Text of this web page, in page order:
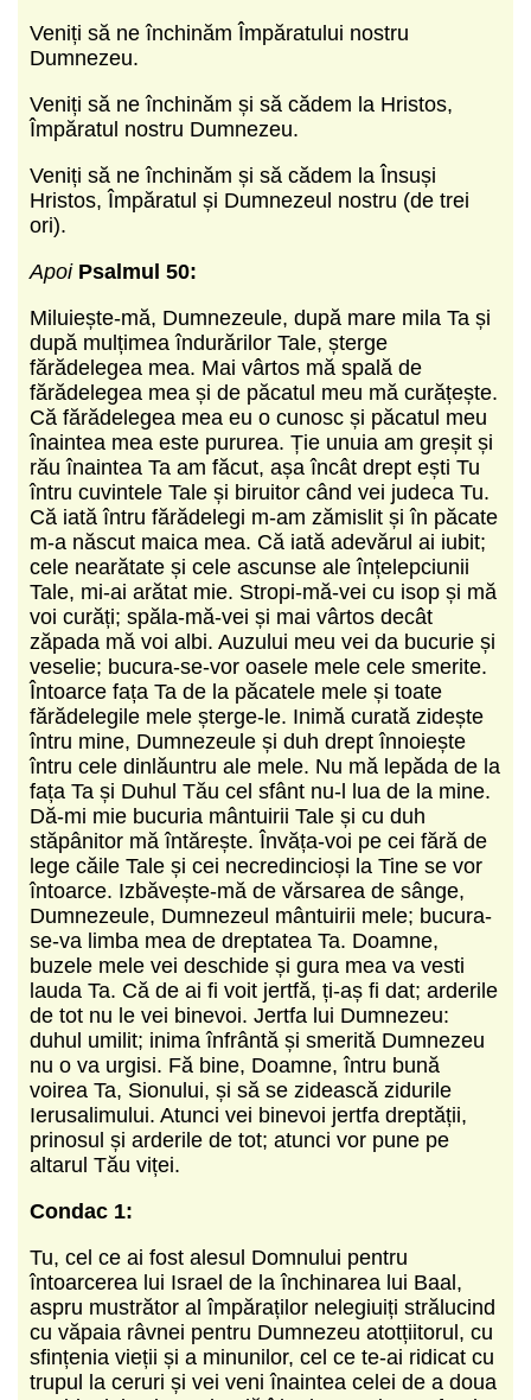
Veniți să ne închinăm Împăratului nostru
Dumnezeu.
Veniți să ne închinăm și să cădem la Hristos,
Împăratul nostru Dumnezeu.
Veniți să ne închinăm și să cădem la Însuși
Hristos, Împăratul și Dumne­zeul nostru (de trei
ori).
Apoi Psalmul 50:
Miluiește-mă, Dumnezeule, după mare mila Ta și
după mulțimea îndurărilor Tale, șterge
fărădelegea mea. Mai vârtos mă spală de
fărădelegea mea și de păcatul meu mă curățește.
Că fărădelegea mea eu o cunosc și păcatul meu
înaintea mea este pururea. Ție unuia am greșit și
rău înaintea Ta am făcut, așa încât drept ești Tu
întru cuvintele Tale și biruitor când vei judeca Tu.
Că iată întru fărădelegi m-am zămislit și în păcate
m-a născut maica mea. Că iată adevărul ai iubit;
cele nearătate și cele ascunse ale înțelepciunii
Tale, mi-ai arătat mie. Stropi-mă-vei cu isop și mă
voi curăți; spăla-mă-vei și mai vârtos decât
zăpada mă voi albi. Auzului meu vei da bucurie și
veselie; bucura-se-vor oasele mele cele smerite.
Întoarce fața Ta de la păcatele mele și toate
fărădelegile mele șterge-le. Inimă curată zidește
întru mine, Dumnezeule și duh drept înnoiește
întru cele dinlăuntru ale mele. Nu mă lepăda de la
fața Ta și Duhul Tău cel sfânt nu-l lua de la mine.
Dă-mi mie bucuria mântuirii Tale și cu duh
stăpânitor mă întărește. Învăța-voi pe cei fără de
lege căile Tale și cei necredincioși la Tine se vor
întoarce. Izbăvește-mă de vărsarea de sânge,
Dumnezeule, Dumnezeul mântuirii mele; bucura-
se-va limba mea de dreptatea Ta. Doamne,
buzele mele vei deschide și gura mea va vesti
lauda Ta. Că de ai fi voit jertfă, ți-aș fi dat; arderile
de tot nu le vei binevoi. Jertfa lui Dumnezeu:
duhul umilit; inima înfrântă și smerită Dumnezeu
nu o va urgisi. Fă bine, Doamne, întru bună
voirea Ta, Sionului, și să se zidească zidurile
Ierusalimului. Atunci vei binevoi jertfa dreptății,
prinosul și arderile de tot; atunci vor pune pe
altarul Tău viței.
Condac 1:
Tu, cel ce ai fost alesul Domnului pentru
întoarcerea lui Israel de la închinarea lui Baal,
aspru mustrător al împăraților nelegiuiți strălucind
cu văpaia râvnei pentru Dumnezeu atotțiitorul, cu
sfințenia vieții și a minunilor, cel ce te-ai ridicat cu
trupul la ceruri și vei veni înaintea celei de a doua